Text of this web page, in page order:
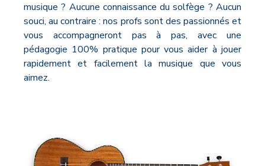
musique ? Aucune connaissance du solfège ? Aucun
souci, au contraire : nos profs sont des passionnés et
vous accompagneront pas à pas, avec une
pédagogie 100% pratique pour vous aider à jouer
rapidement et facilement la musique que vous
aimez.